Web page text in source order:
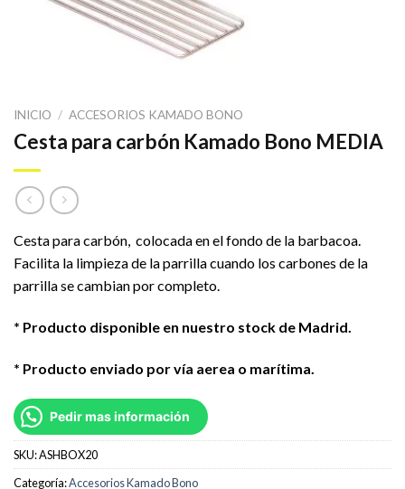
INICIO / ACCESORIOS KAMADO BONO
Cesta para carbón Kamado Bono MEDIA
Cesta para carbón, colocada en el fondo de la barbacoa.
Facilita la limpieza de la parrilla cuando los carbones de la
parrilla se cambian por completo.
* Producto disponible en nuestro stock de Madrid.
* Producto enviado por vía aerea o marítima.
Pedir mas información
SKU:ASHBOX20
Categoría:Accesorios Kamado Bono